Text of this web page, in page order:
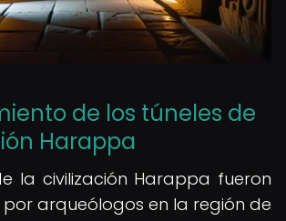
de los túneles de
Harappa
la civilización Harappa fueron
arqueólogos en la región de